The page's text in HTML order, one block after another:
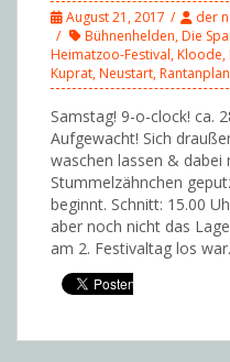
August 21, 2017 der
Bühnenhelden,Die
Heimatzoo-Festival,Kloode,
Kuprat,Neustart,Rantanplan
Samstag! 9-o-clock! ca.
Aufgewacht! Sich
waschen lassen &
Stummelzähnchen
beginnt. Schnitt: 15.00
aber noch nicht das
am 2. Festivaltag los